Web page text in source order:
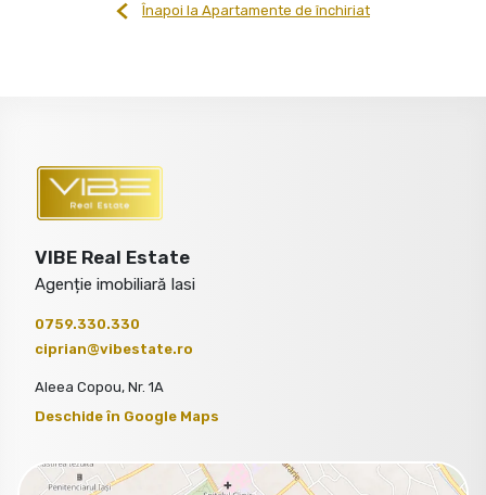
Înapoi la Apartamente de închiriat
VIBE Real Estate
Agenție imobiliară Iasi
0759.330.330
ciprian@vibestate.ro
Aleea Copou, Nr. 1A
Deschide în Google Maps